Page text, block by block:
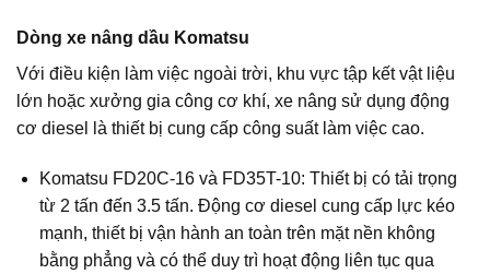
Dòng xe nâng dầu Komatsu
Với điều kiện làm việc ngoài trời, khu vực tập kết vật liệu
lớn hoặc xưởng gia công cơ khí, xe nâng sử dụng động
cơ diesel là thiết bị cung cấp công suất làm việc cao.
Komatsu FD20C-16 và FD35T-10: Thiết bị có tải trọng
từ 2 tấn đến 3.5 tấn. Động cơ diesel cung cấp lực kéo
mạnh, thiết bị vận hành an toàn trên mặt nền không
bằng phẳng và có thể duy trì hoạt động liên tục qua